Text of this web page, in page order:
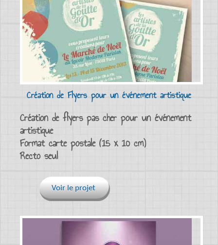
Création de Flyers pour un événement artistique
Création de flyers pas cher pour un événement
artistique
Format carte postale (15 x 10 cm)
Recto seul
Voir le projet